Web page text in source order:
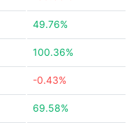
49.76%
100.36%
-0.43%
69.58%